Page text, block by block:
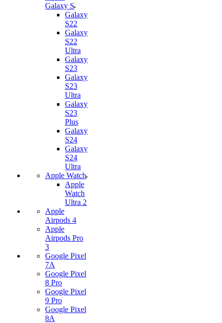
Galaxy S
Galaxy
S22
Galaxy
S22
Ultra
Galaxy
S23
Galaxy
S23
Ultra
Galaxy
S23
Plus
Galaxy
S24
Galaxy
S24
Ultra
Apple Watch
Apple
Watch
Ultra 2
Apple
Airpods 4
Apple
Airpods Pro
3
Google Pixel
7А
Google Pixel
8 Pro
Google Pixel
9 Pro
Google Pixel
8A